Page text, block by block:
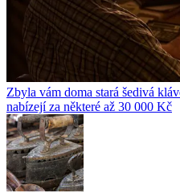
Zbyla vám doma stará šedivá
nabízejí za některé až 30 000 Kč